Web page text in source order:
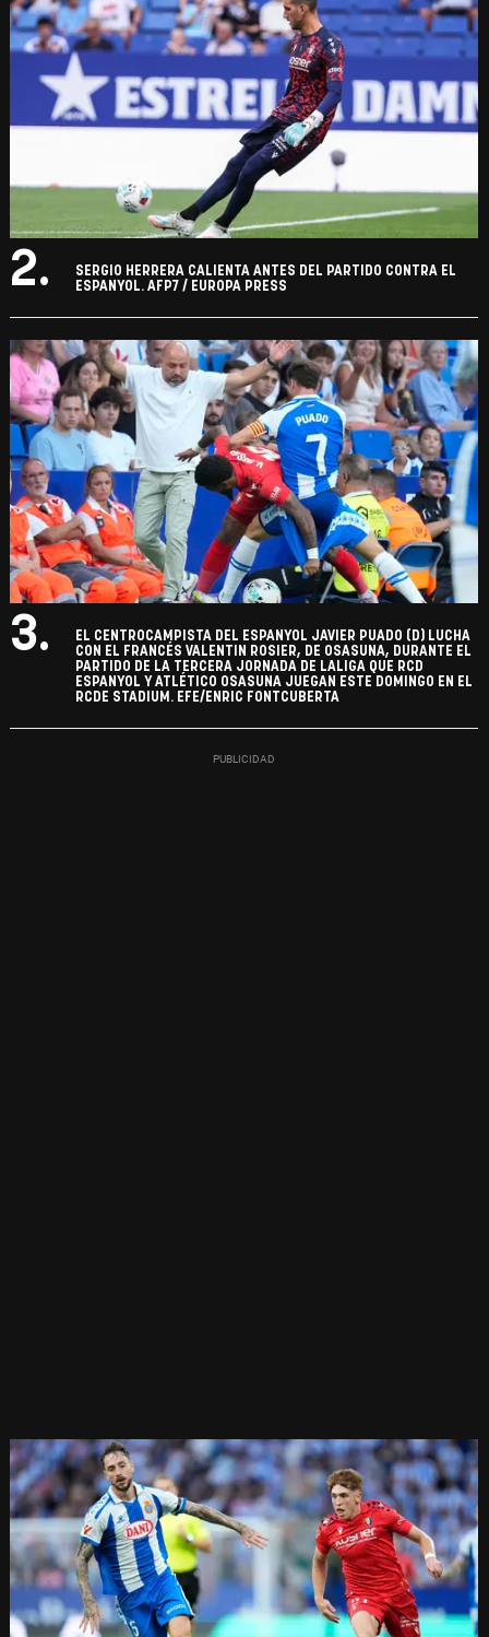
2.
SERGIO HERRERA CALIENTA ANTES DEL PARTIDO CONTRA EL
ESPANYOL. AFP7 / EUROPA PRESS
3.
EL CENTROCAMPISTA DEL ESPANYOL JAVIER PUADO (D) LUCHA
CON EL FRANCÉS VALENTIN ROSIER, DE OSASUNA, DURANTE EL
PARTIDO DE LA TERCERA JORNADA DE LALIGA QUE RCD
ESPANYOL Y ATLÉTICO OSASUNA JUEGAN ESTE DOMINGO EN EL
RCDE STADIUM. EFE/ENRIC FONTCUBERTA